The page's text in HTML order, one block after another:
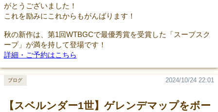
がとうございました！
これを励みにこれからもがんばります！
秋の新作は、第1回WTBGCで最優秀賞を受賞した「スープスク
ープ」が満を持して登場です！
詳細・ご予約はこちら
【スベルンダー1世】ゲレンデマップをボー
2024/10/24 22:01
ブログ